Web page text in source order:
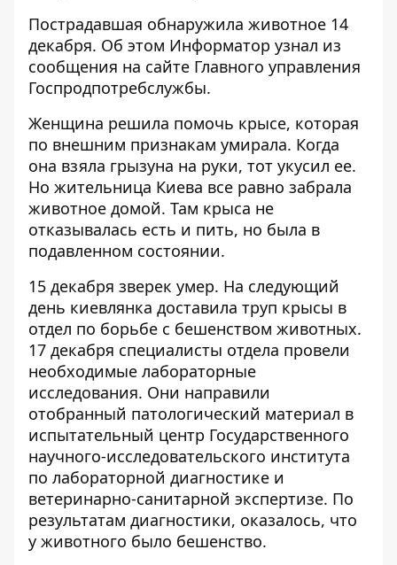
Пострадавшая обнаружила животное 14
декабря. Об этом Информатор узнал из
сообщения на сайте Главного управления
Госпродпотребслужбы.
Женщина решила помочь крысе, которая
по внешним признакам умирала. Когда
она взяла грызуна на руки, тот укусил ее.
Но жительница Киева все равно забрала
животное домой. Там крыса не
отказывалась есть и пить, но была в
подавленном состоянии.
15 декабря зверек умер. На следующий
день киевлянка доставила труп крысы в
отдел по борьбе с бешенством животных.
17 декабря специалисты отдела провели
необходимые лабораторные
исследования. Они направили
отобранный патологический материал в
испытательный центр Государственного
научного-исследовательского института
по лабораторной диагностике и
ветеринарно-санитарной экспертизе. По
результатам диагностики, оказалось, что
у животного было бешенство.